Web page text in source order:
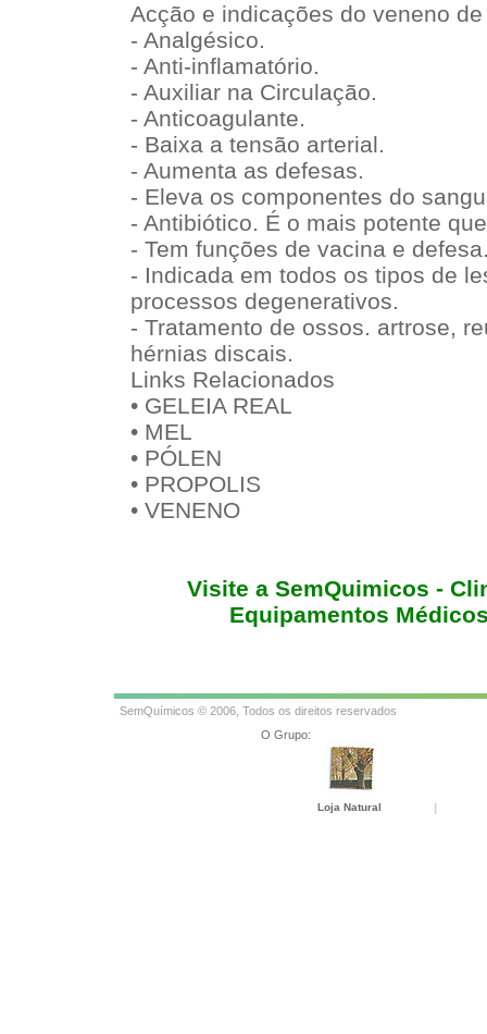
Acção e indicações do veneno
- Analgésico.
- Anti-inflamatório.
- Auxiliar na Circulação.
- Anticoagulante.
- Baixa a tensão arterial.
- Aumenta as defesas.
- Eleva os componentes do
- Antibiótico. É o mais potente
- Tem funções de vacina e
- Indicada em todos os tipos de
processos degenerativos.
- Tratamento de ossos. artrose,
hérnias discais.
Links Relacionados
• GELEIA REAL
• MEL
• PÓLEN
• PROPOLIS
• VENENO
Visite a SemQuimicos -
Equipamentos
SemQuímicos © 2006, Todos os direitos reservados
O Grupo:
Loja Natural |